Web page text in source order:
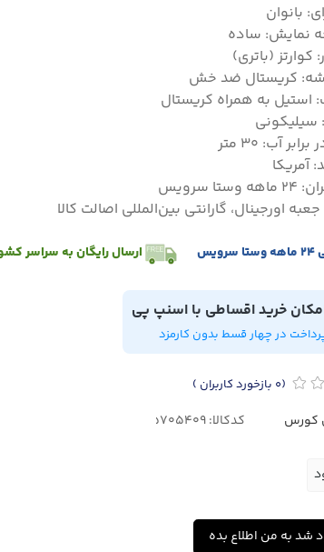
بانوان
نمایش: ساده
کوارتز (باتری)
کریستال ضد خش
به همراه کریستال
آب: ۳۰ متر
آمریکا
سرویس
اورجینال، گارانتی بین‌المللی اصالت کالا
ارسال رایگان به سراسر
خرید اقساطی با اسنپ پی
در چهار قسط بدون کارمزد
(0 بازخورد کاربران )
کورس کدکالا:
شد به من اطلاع بده